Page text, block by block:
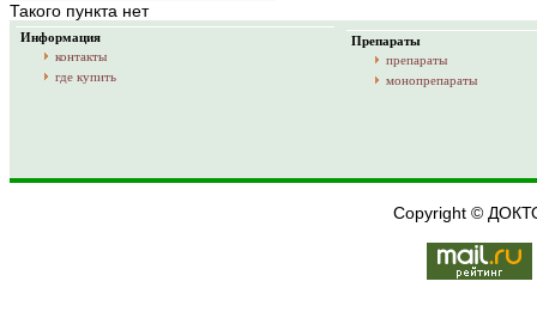
Такого пункта нет
Информация
контакты
где купить
Препараты
препараты
монопрепараты
Copyright ©